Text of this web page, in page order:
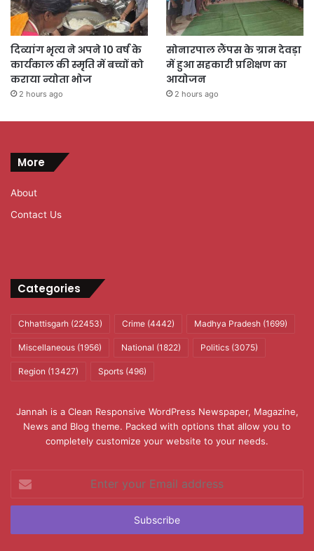
दिव्यांग भृत्य ने अपने 10 वर्ष के
कार्यकाल की स्मृति में बच्चों को
कराया न्योता भोज
2 hours ago
सोनारपाल लैंपस के ग्राम देवड़ा
में हुआ सहकारी प्रशिक्षण का
आयोजन
2 hours ago
More
About
Contact Us
Categories
Chhattisgarh (22453) Crime (4442) Madhya Pradesh (1699)
Miscellaneous (1956) National (1822) Politics (3075)
Region (13427) Sports (496)
Jannah is a Clean Responsive WordPress Newspaper, Magazine,
News and Blog theme. Packed with options that allow you to
completely customize your website to your needs.
your
Email